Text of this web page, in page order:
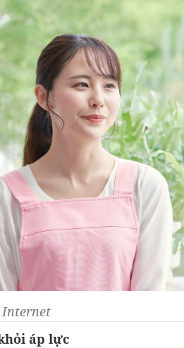
Internet
áp lực